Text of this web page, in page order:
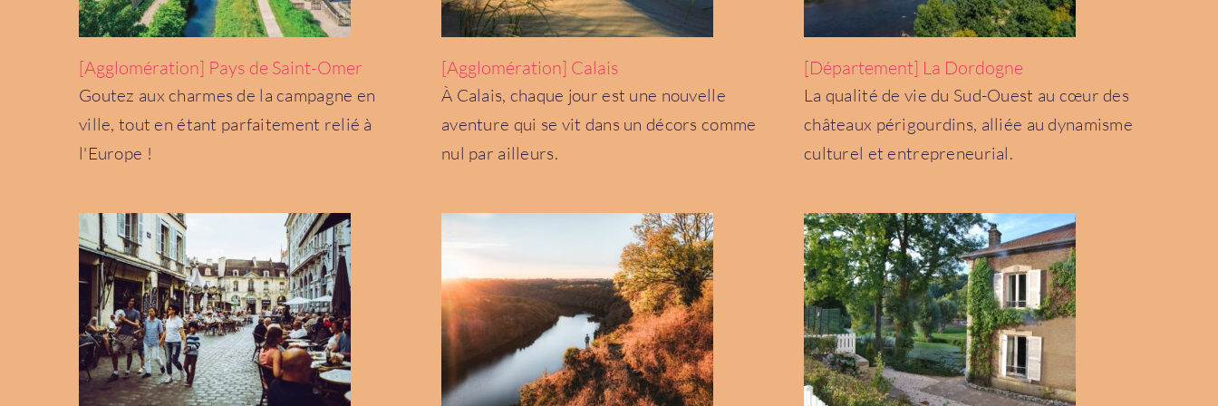
[Agglomération] Pays de Saint-Omer
Goutez aux charmes de la campagne en
ville, tout en étant parfaitement relié à
l'Europe !
[Agglomération] Calais
À Calais, chaque jour est une nouvelle
aventure qui se vit dans un décors comme
nul par ailleurs.
[Département] La Dordogne
La qualité de vie du Sud-Ouest au cœur des
châteaux périgourdins, alliée au dynamisme
culturel et entrepreneurial.
[Agglomération] Dijon
Bourgogne-Franche-Comté
[Département] L’Indre
Centre-Val de Loire
[Département] La Haute-Marne
Grand Est